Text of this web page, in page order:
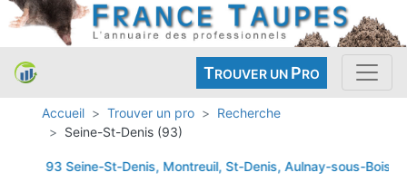
TROUVER UN PRO
Accueil Trouver un pro
Recherche
Seine-St-Denis (93)
93 Seine-St-Denis, Montreuil, St-Denis, Aulnay-sous-Bois,